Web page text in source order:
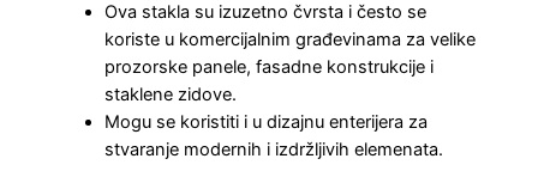
Ova stakla su izuzetno čvrsta i često se
koriste u komercijalnim građevinama za velike
prozorske panele, fasadne konstrukcije i
staklene zidove.
Mogu se koristiti i u dizajnu enterijera za
stvaranje modernih i izdržljivih elemenata.